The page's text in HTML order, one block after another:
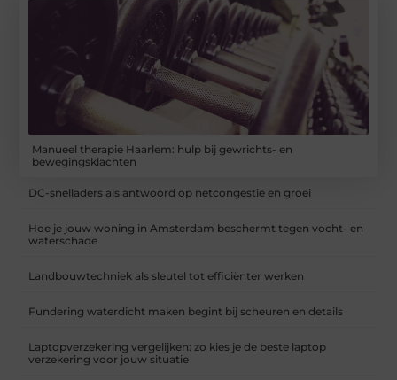
Manueel therapie Haarlem: hulp bij gewrichts- en
bewegingsklachten
DC-snelladers als antwoord op netcongestie en groei
Hoe je jouw woning in Amsterdam beschermt tegen vocht- en
waterschade
Landbouwtechniek als sleutel tot efficiënter werken
Fundering waterdicht maken begint bij scheuren en details
Laptopverzekering vergelijken: zo kies je de beste laptop
verzekering voor jouw situatie